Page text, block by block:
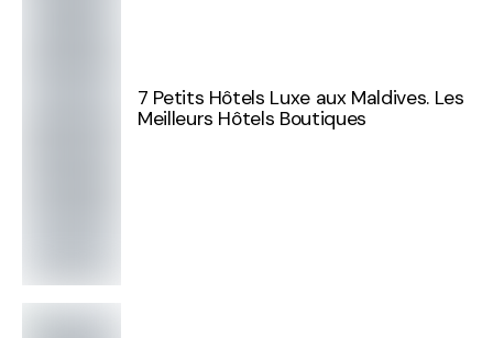
7 Petits Hôtels Luxe aux Maldives. Les
Meilleurs Hôtels Boutiques